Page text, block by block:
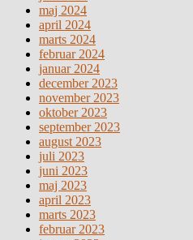
maj 2024
april 2024
marts 2024
februar 2024
januar 2024
december 2023
november 2023
oktober 2023
september 2023
august 2023
juli 2023
juni 2023
maj 2023
april 2023
marts 2023
februar 2023